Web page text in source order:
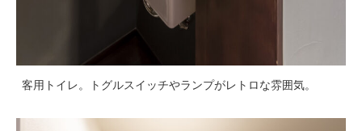
客用トイレ。トグルスイッチやランプがレトロな雰囲気。